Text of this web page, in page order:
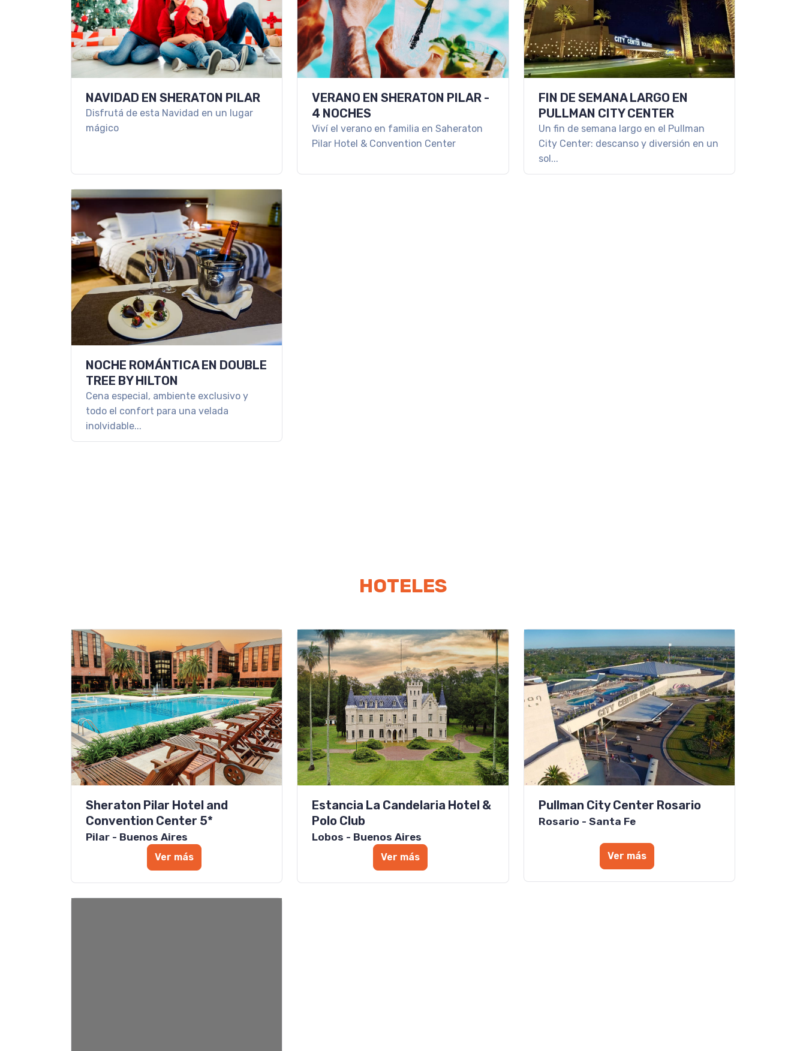
NAVIDAD EN SHERATON PILAR
Disfrutá de esta Navidad en un lugar
mágico
VERANO EN SHERATON PILAR -
4 NOCHES
Viví el verano en familia en Saheraton
Pilar Hotel & Convention Center
FIN DE SEMANA LARGO EN
PULLMAN CITY CENTER
Un fin de semana largo en el Pullman
City Center: descanso y diversión en un
sol...
NOCHE ROMÁNTICA EN DOUBLE
TREE BY HILTON
Cena especial, ambiente exclusivo y
todo el confort para una velada
inolvidable...
HOTELES
Sheraton Pilar Hotel and
Convention Center 5*
Pilar - Buenos Aires
Ver más
Estancia La Candelaria Hotel &
Polo Club
Lobos - Buenos Aires
Ver más
Pullman City Center Rosario
Rosario - Santa Fe
Ver más